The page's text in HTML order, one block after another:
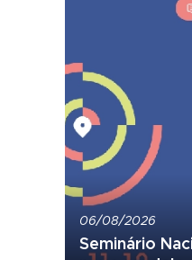
06/08/2026
Seminário